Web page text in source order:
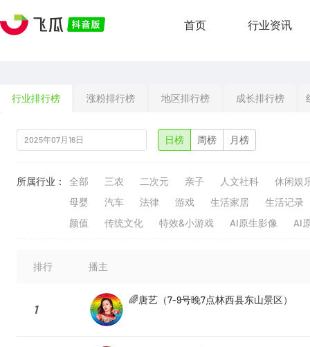
首页 行业资讯
行业排行榜 涨粉排行榜 地区排行榜 成长排行榜
日榜 周榜 月榜
所属行业： 全部 三农 二次元 亲子 人文社科
休闲娱
母婴
汽车 法律 游戏 生活家居
生活记录
颜值
传统文化 特效&小游戏 AI原生影像 AI
排行 播主
1
🌈唐艺（7-9号晚7点林西县东山景区）